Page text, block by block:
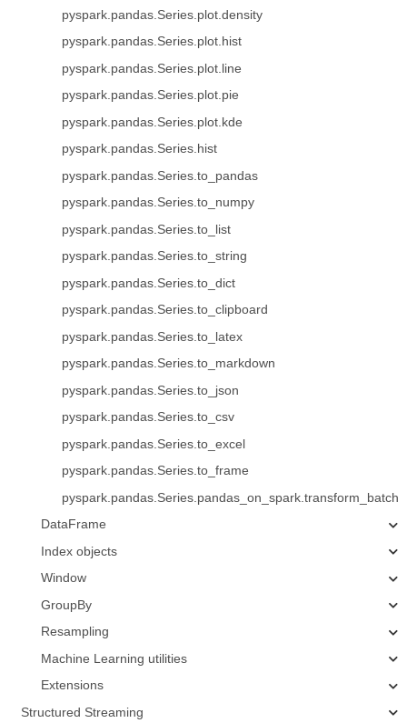
pyspark.pandas.Series.plot.density
pyspark.pandas.Series.plot.hist
pyspark.pandas.Series.plot.line
pyspark.pandas.Series.plot.pie
pyspark.pandas.Series.plot.kde
pyspark.pandas.Series.hist
pyspark.pandas.Series.to_pandas
pyspark.pandas.Series.to_numpy
pyspark.pandas.Series.to_list
pyspark.pandas.Series.to_string
pyspark.pandas.Series.to_dict
pyspark.pandas.Series.to_clipboard
pyspark.pandas.Series.to_latex
pyspark.pandas.Series.to_markdown
pyspark.pandas.Series.to_json
pyspark.pandas.Series.to_csv
pyspark.pandas.Series.to_excel
pyspark.pandas.Series.to_frame
pyspark.pandas.Series.pandas_on_spark.transform_batch
DataFrame
Index objects
Window
GroupBy
Resampling
Machine Learning utilities
Extensions
Structured Streaming